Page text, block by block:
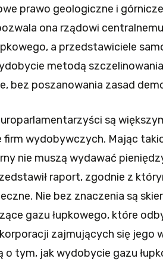
prawo geologiczne i
ona rządowi
a przedstawiciele
metodą
bez poszanowania zasad
są
firm wydobywczych. Mając
nie muszą wydawać
raport, zgodnie z
Nie bez znaczenia są
gazu łupkowego, które
zajmujących się jego
o tym, jak wydobycie gazu